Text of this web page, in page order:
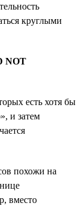
круглыми
NOT
есть хотя бы
и затем
похожи на
вместо